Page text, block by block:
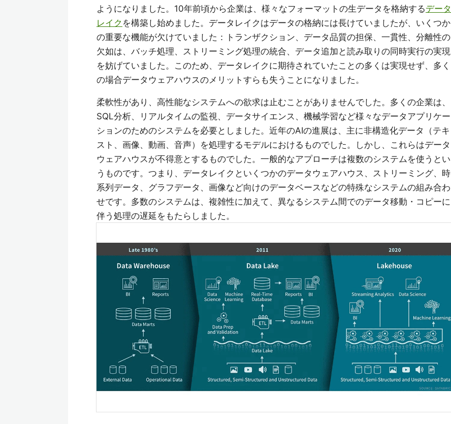
ようになりました。10年前頃から企業は、様々なフォーマットの生データを格納するデータ
レイク を構築し始めました。データレイクはデータの格納には長けていましたが、いくつか
の重要な機能が欠けていました：トランザクション、データ品質の担保、一貫性、分離性の
欠如は、バッチ処理、ストリーミング処理の統合、データ追加と読み取りの同時実行の実現
を妨げていました。このため、データレイクに期待されていたことの多くは実現せず、多く
の場合データウェアハウスのメリットすらも失うことになりました。
柔軟性があり、高性能なシステムへの欲求は止むことがありませんでした。多くの企業は、
SQL分析、リアルタイムの監視、データサイエンス、機械学習など様々なデータアプリケー
ションのためのシステムを必要としました。近年のAIの進展は、主に非構造化データ（テキ
スト、画像、動画、音声）を処理するモデルにおけるものでした。しかし、これらはデータ
ウェアハウスが不得意とするものでした。一般的なアプローチは複数のシステムを使うとい
うものです。つまり、データレイクといくつかのデータウェアハウス、ストリーミング、時
系列データ、グラフデータ、画像など向けのデータベースなどの特殊なシステムの組み合わ
せです。多数のシステムは、複雑性に加えて、異なるシステム間でのデータ移動・コピーに
伴う処理の遅延をもたらしました。